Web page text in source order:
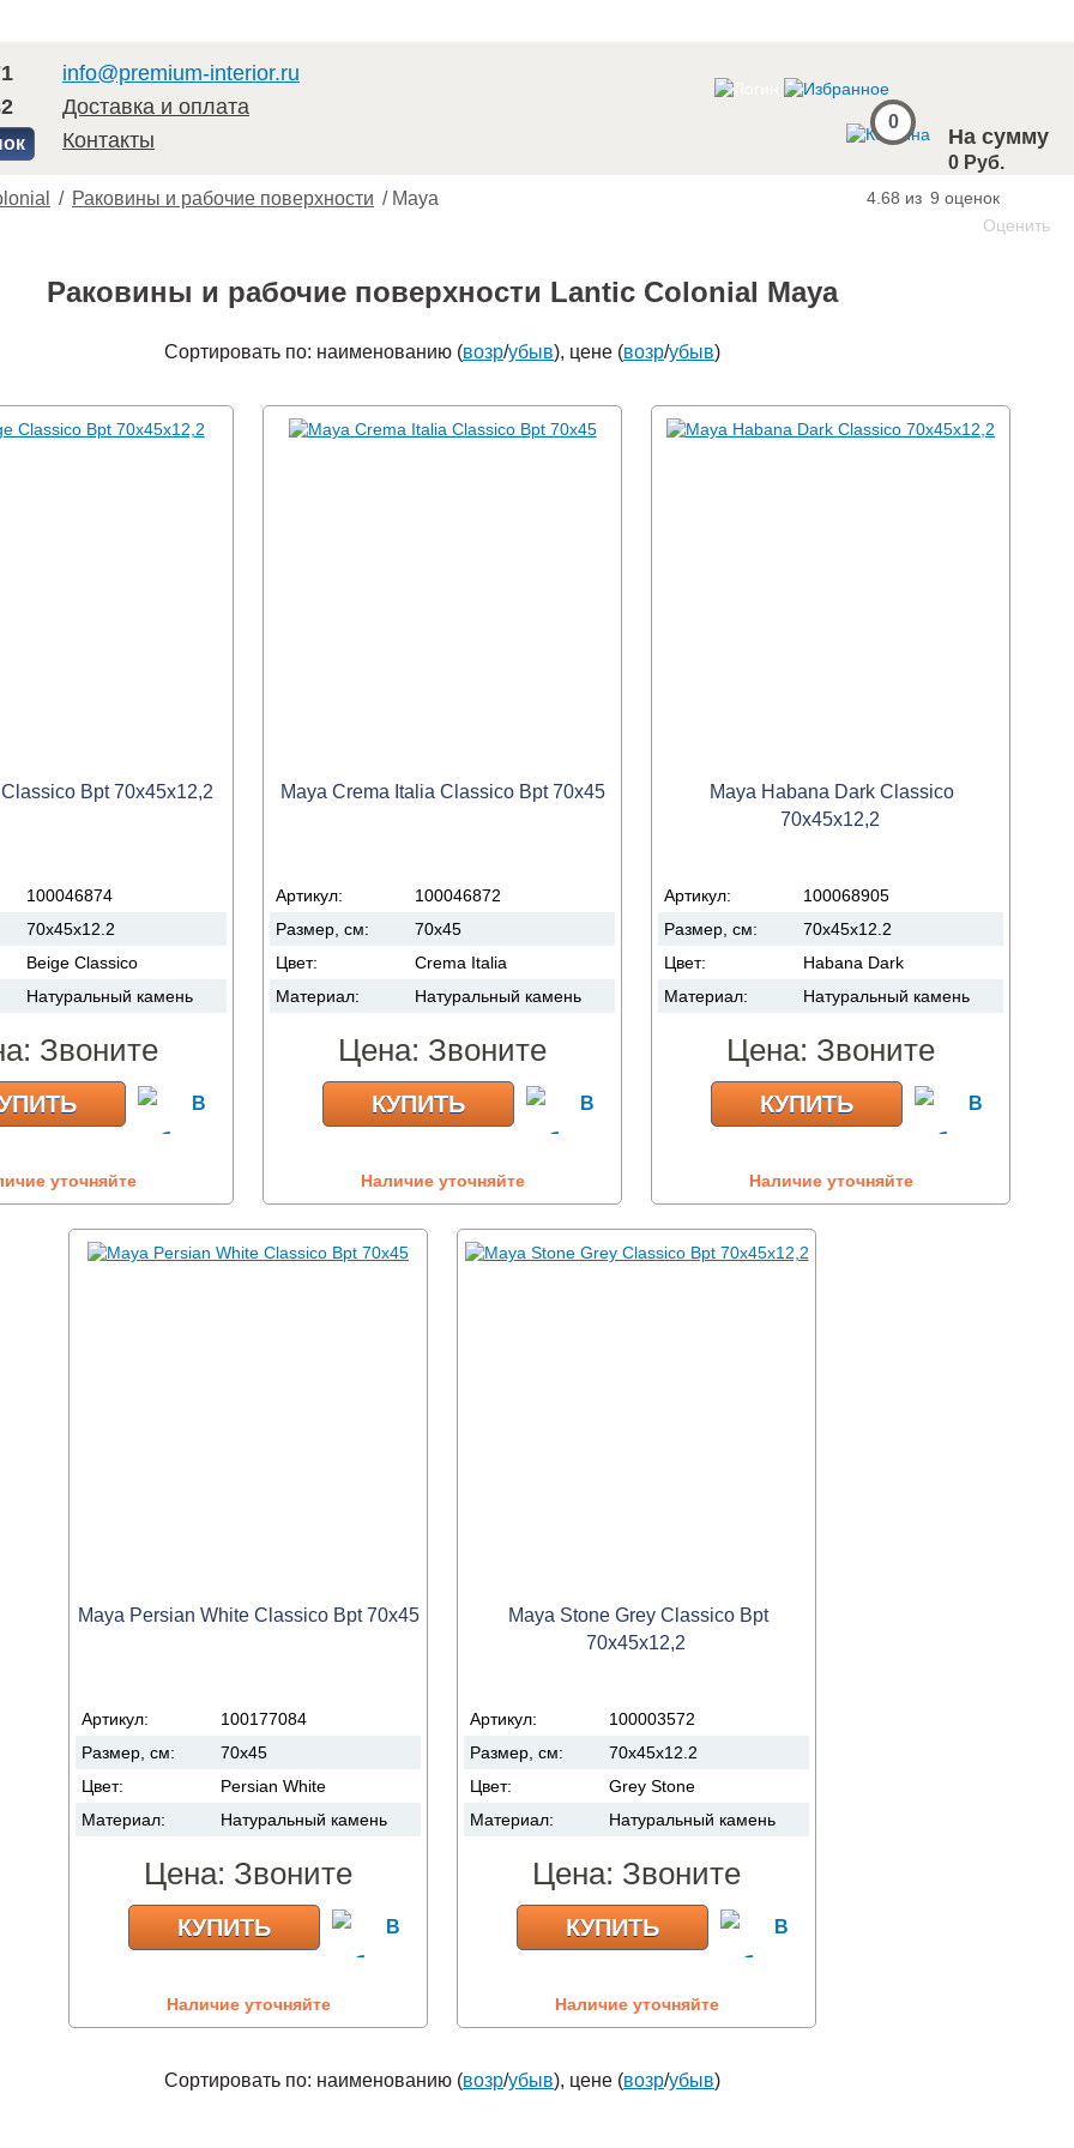
info@premium-interior.ru
Доставка и оплата
Контакты
0
На сумму
0 Руб.
/ Раковины и рабочие поверхности / Maya 4.68 из 9 оценок
Оценить
Раковины и рабочие поверхности Lantic Colonial Maya
Сортировать по: наименованию (возр/убыв), цене (возр/убыв)
Bpt 70x45x12,2
100046874
70x45x12.2
Beige Classico
Натуральный камень
Звоните
уточняйте
Maya Crema Italia Classico Bpt 70x45
Артикул:
100046872
Размер, см:
70x45
Цвет:
Crema Italia
Материал:
Натуральный камень
Цена: Звоните
КУПИТЬ
Наличие уточняйте
Maya Habana Dark Classico
70x45x12,2
Артикул:
100068905
Размер, см:
70x45x12.2
Цвет:
Habana Dark
Материал:
Натуральный камень
Цена: Звоните
КУПИТЬ
Наличие уточняйте
Maya Persian White Classico Bpt 70x45
Артикул:
100177084
Размер, см:
70x45
Цвет:
Persian White
Материал:
Натуральный камень
Цена: Звоните
КУПИТЬ
Наличие уточняйте
Maya Stone Grey Classico Bpt
70x45x12,2
Артикул:
100003572
Размер, см:
70x45x12.2
Цвет:
Grey Stone
Материал:
Натуральный камень
Цена: Звоните
КУПИТЬ
Наличие уточняйте
Сортировать по: наименованию (возр/убыв), цене (возр/убыв)